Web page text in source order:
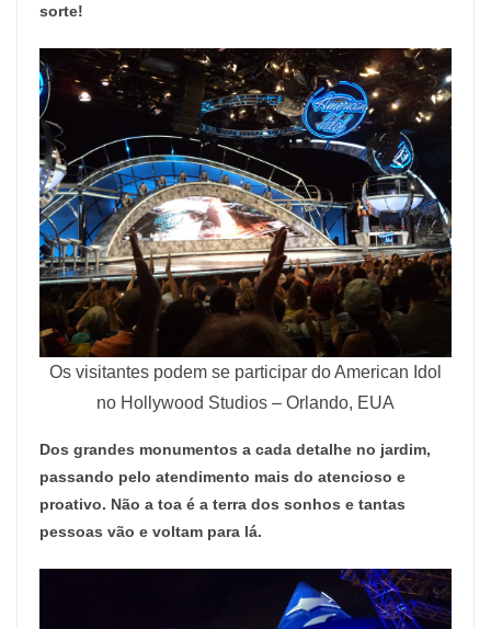
sorte!
Os visitantes podem se participar do American Idol
no Hollywood Studios – Orlando, EUA
Dos grandes monumentos a cada detalhe no jardim,
passando pelo atendimento mais do atencioso e
proativo. Não a toa é a terra dos sonhos e tantas
pessoas vão e voltam para lá.